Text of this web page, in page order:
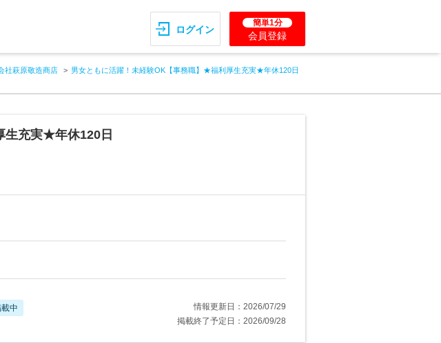
ログイン
簡単1分
会員登録
社萩原敬造商店
男女ともに活躍！未経験OK【事務職】★福利厚生充実★年休120日
生充実★年休120日
中
情報更新日：2026/07/29
掲載終了予定日：2026/09/28